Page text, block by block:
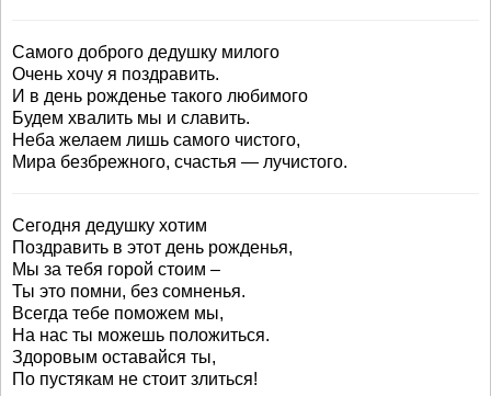
Самого доброго дедушку милого
Очень хочу я поздравить.
И в день рожденье такого любимого
Будем хвалить мы и славить.
Неба желаем лишь самого чистого,
Мира безбрежного, счастья — лучистого.
Сегодня дедушку хотим
Поздравить в этот день рожденья,
Мы за тебя горой стоим –
Ты это помни, без сомненья.
Всегда тебе поможем мы,
На нас ты можешь положиться.
Здоровым оставайся ты,
По пустякам не стоит злиться!